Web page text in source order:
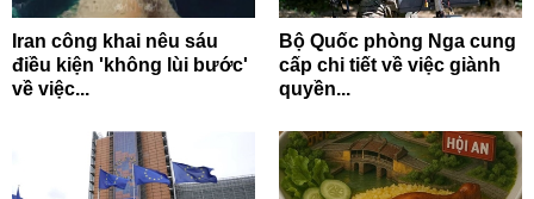
Iran công khai nêu sáu
điều kiện 'không lùi bước'
về việc...
Bộ Quốc phòng Nga cung
cấp chi tiết về việc giành
quyền...